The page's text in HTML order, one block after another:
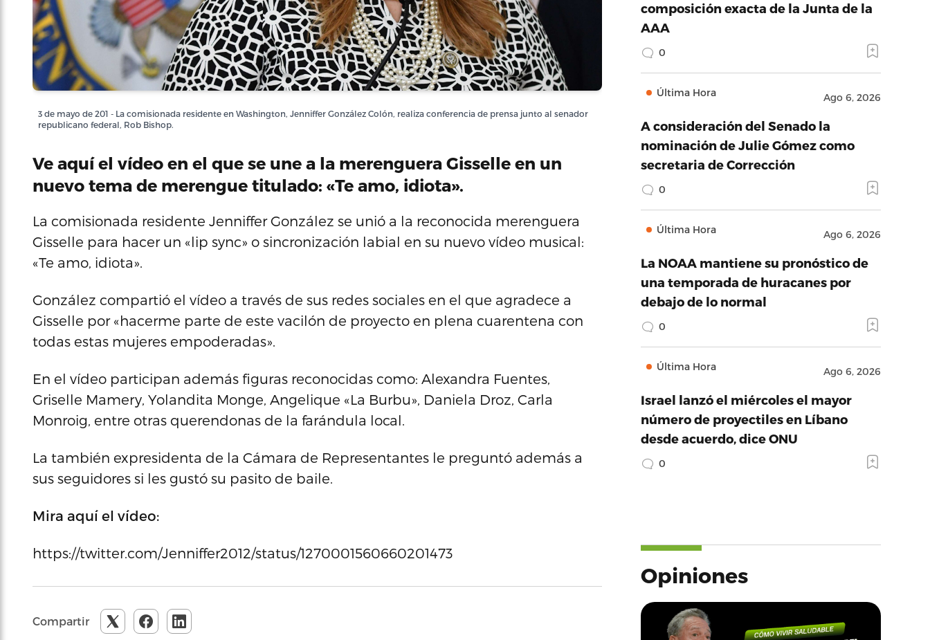
3 de mayo de 201 - La comisionada residente en Washington, Jenniffer González Colón, realiza conferencia de prensa junto al senador
republicano federal, Rob Bishop.
Ve aquí el vídeo en el que se une a la merenguera Gisselle en un
nuevo tema de merengue titulado: «Te amo, idiota».
La comisionada residente Jenniffer González se unió a la reconocida merenguera
Gisselle para hacer un «lip sync» o sincronización labial en su nuevo vídeo musical:
«Te amo, idiota».
González compartió el vídeo a través de sus redes sociales en el que agradece a
Gisselle por «hacerme parte de este vacilón de proyecto en plena cuarentena con
todas estas mujeres empoderadas».
En el vídeo participan además figuras reconocidas como: Alexandra Fuentes,
Griselle Mamery, Yolandita Monge, Angelique «La Burbu», Daniela Droz, Carla
Monroig, entre otras querendonas de la farándula local.
La también expresidenta de la Cámara de Representantes le preguntó además a
sus seguidores si les gustó su pasito de baile.
Mira aquí el vídeo:
https://twitter.com/Jenniffer2012/status/1270001560660201473
Compartir
composición exacta de la Junta de la
AAA
0
Última Hora Ago 6, 2026
A consideración del Senado la
nominación de Julie Gómez como
secretaria de Corrección
0
Última Hora Ago 6, 2026
La NOAA mantiene su pronóstico de
una temporada de huracanes por
debajo de lo normal
0
Última Hora Ago 6, 2026
Israel lanzó el miércoles el mayor
número de proyectiles en Líbano
desde acuerdo, dice ONU
0
Opiniones